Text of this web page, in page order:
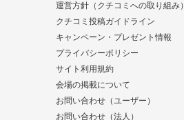
運営方針（クチコミへの取り組み）
クチコミ投稿ガイドライン
キャンペーン・プレゼント情報
プライバシーポリシー
サイト利用規約
会場の掲載について
お問い合わせ（ユーザー）
お問い合わせ（法人）